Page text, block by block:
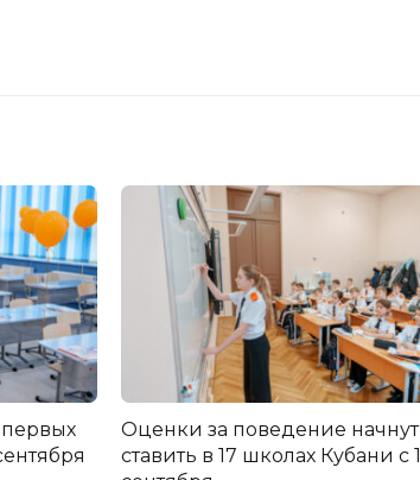
первых
Оценки за поведение начнут
ставить в 17 школах Кубани с 1